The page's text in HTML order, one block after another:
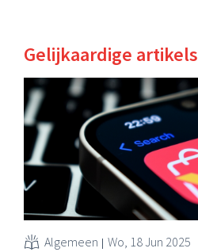
Gelijkaardige artikels
Algemeen Wo, 18 Jun 2025